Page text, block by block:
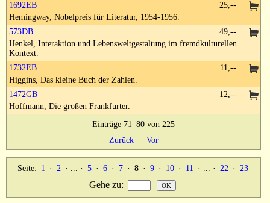
1692EB
Hemingway, Nobelpreis für Literatur, 1954-1956.
25,--
573DB
Henkel, Interaktion und Lebensweltgestaltung im fremdkulturellen
Kontext.
49,--
1732EB
Higgins, Das kleine Buch der Zahlen.
11,--
1472GB
Hoffmann, Die großen Frankfurter.
12,--
Einträge 71–80 von 225
Zurück
· Vor
Seite: 1 · 2 · ... · 5 · 6 · 7 · 8 · 9 · 10 · 11 · ... · 22 · 23
Gehe zu: